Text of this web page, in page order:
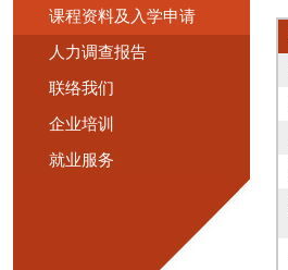
课程资料及入学申请
人力调查报告
联络我们
企业培训
就业服务